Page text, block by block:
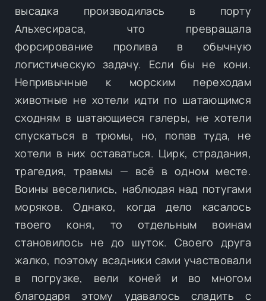
высадка производилась в порту
Альхесираса, что превращала
форсирование пролива в обычную
логистическую задачу. Если бы не кони.
Непривычные к морским переходам
животные не хотели идти по шатающимся
сходням в шатающиеся галеры, не хотели
спускаться в трюмы, но, попав туда, не
хотели в них оставаться. Цирк, страдания,
трагедия, травмы — всё в одном месте.
Воины веселились, наблюдая над потугами
моряков. Однако, когда дело касалось
твоего коня, то отдельным воинам
становилось не до шуток. Своего друга
жалко, поэтому всадники сами участвовали
в погрузке, вели коней и во многом
благодаря этому удавалось сладить с